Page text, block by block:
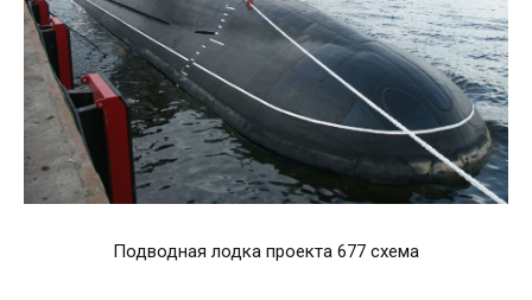
Подводная лодка проекта 677 схема